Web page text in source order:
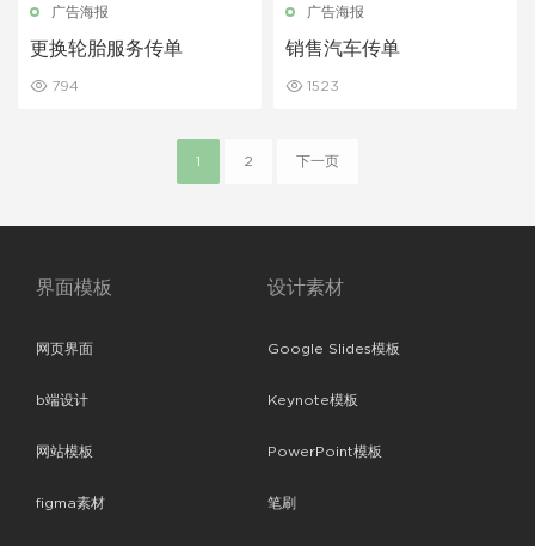
广告海报
更换轮胎服务传单
794
广告海报
销售汽车传单
1523
1 2 下一页
界面模板
网页界面
b端设计
网站模板
figma素材
设计素材
Google Slides模板
Keynote模板
PowerPoint模板
笔刷